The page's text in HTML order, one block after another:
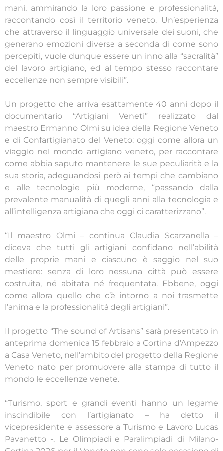
mani, ammirando la loro passione e professionalità,
raccontando così il territorio veneto. Un’esperienza
che attraverso il linguaggio universale dei suoni, che
generano emozioni diverse a seconda di come sono
percepiti, vuole dunque essere un inno alla “sacralità”
del lavoro artigiano, ed al tempo stesso raccontare
eccellenze non sempre visibili”.
Un progetto che arriva esattamente 40 anni dopo il
documentario “Artigiani Veneti” realizzato dal
maestro Ermanno Olmi su idea della Regione Veneto
e di Confartigianato del Veneto: oggi come allora un
viaggio nel mondo artigiano veneto, per raccontare
come abbia saputo mantenere le sue peculiarità e la
sua storia, adeguandosi però ai tempi che cambiano
e alle tecnologie più moderne, “passando dalla
prevalente manualità di quegli anni alla tecnologia e
all’intelligenza artigiana che oggi ci caratterizzano”.
“Il maestro Olmi – continua Claudia Scarzanella –
diceva che tutti gli artigiani confidano nell’abilità
delle proprie mani e ciascuno è saggio nel suo
mestiere: senza di loro nessuna città può essere
costruita, né abitata né frequentata. Ebbene, oggi
come allora quello che c’è intorno a noi trasmette
l’anima e la professionalità degli artigiani”.
Il progetto “The sound of Artisans” sarà presentato in
anteprima domenica 15 febbraio a Cortina d’Ampezzo
a Casa Veneto, nell’ambito del progetto della Regione
Veneto nato per promuovere alla stampa di tutto il
mondo le eccellenze venete.
“Turismo, sport e grandi eventi hanno un legame
inscindibile con l’artigianato – ha detto il
vicepresidente e assessore a Turismo e Lavoro Lucas
Pavanetto -. Le Olimpiadi e Paralimpiadi di Milano-